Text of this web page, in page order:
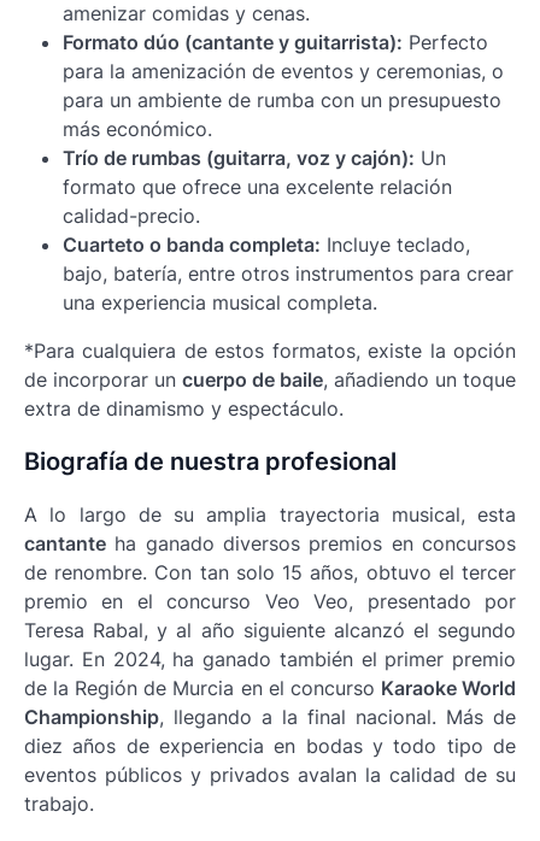
amenizar comidas y cenas.
Formato dúo (cantante y guitarrista): Perfecto
para la amenización de eventos y ceremonias, o
para un ambiente de rumba con un presupuesto
más económico.
Trío de rumbas (guitarra, voz y cajón): Un
formato que ofrece una excelente relación
calidad-precio.
Cuarteto o banda completa: Incluye teclado,
bajo, batería, entre otros instrumentos para crear
una experiencia musical completa.
*Para cualquiera de estos formatos, existe la opción
de incorporar un cuerpo de baile, añadiendo un toque
extra de dinamismo y espectáculo.
Biografía de nuestra profesional
A lo largo de su amplia trayectoria musical, esta
cantante ha ganado diversos premios en concursos
de renombre. Con tan solo 15 años, obtuvo el tercer
premio en el concurso Veo Veo, presentado por
Teresa Rabal, y al año siguiente alcanzó el segundo
lugar. En 2024, ha ganado también el primer premio
de la Región de Murcia en el concurso Karaoke World
Championship, llegando a la final nacional. Más de
diez años de experiencia en bodas y todo tipo de
eventos públicos y privados avalan la calidad de su
trabajo.